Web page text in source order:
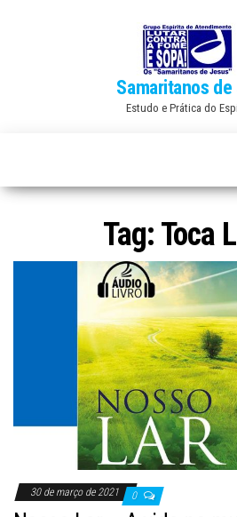
Samaritanos
Estudo e Prática do
Tag: Toca
30 de março de 2021 0